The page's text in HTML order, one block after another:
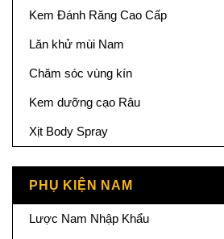
Kem Đánh Răng Cao Cấp
Lăn khử mùi Nam
Chăm sóc vùng kín
Kem dưỡng cạo Râu
Xịt Body Spray
PHỤ KIỆN NAM
Lược Nam Nhập Khẩu